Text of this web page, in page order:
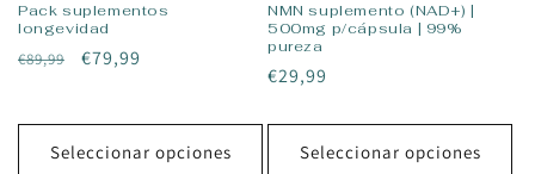
Pack suplementos
longevidad
Precio
€89,99
Precio
€79,99
Seleccionar opciones
NMN suplemento (NAD+) |
500mg p/cápsula | 99%
pureza
Precio
€29,99
Seleccionar opciones